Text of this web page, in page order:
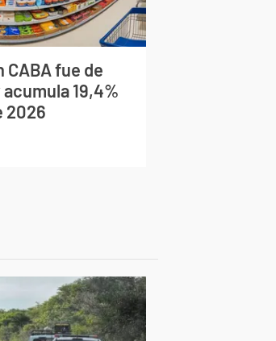
fue de
19,4%
2026